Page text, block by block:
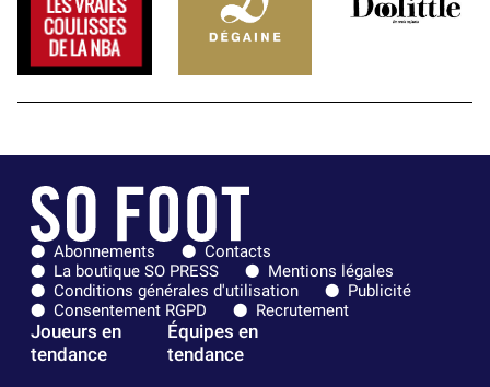
Abonnements
Contacts
La boutique SO PRESS
Mentions légales
Conditions générales d'utilisation
Publicité
Consentement RGPD
Recrutement
Joueurs en
tendance
Équipes en
tendance